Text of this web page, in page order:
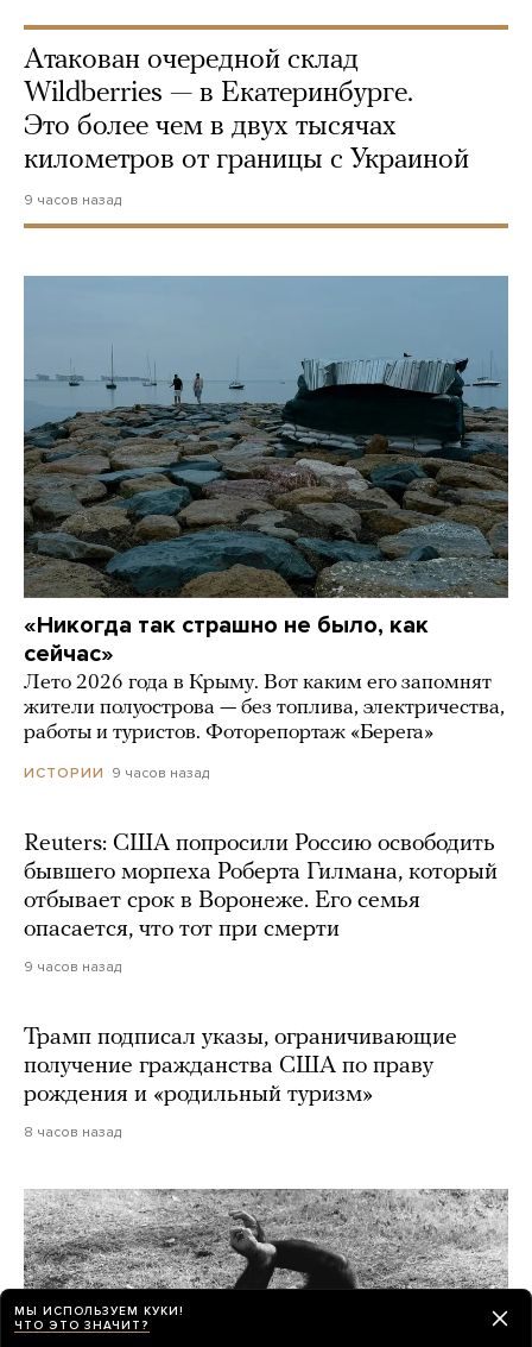
Атакован очередной склад
Wildberries — в Екатеринбурге.
Это более чем в двух тысячах
километров от границы с Украиной
9 часов назад
«Никогда так страшно не было, как
сейчас»
Лето 2026 года в Крыму. Вот каким его запомнят
жители полуострова — без топлива, электричества,
работы и туристов. Фоторепортаж «Берега»
ИСТОРИИ 9 часов назад
Reuters: США попросили Россию освободить
бывшего морпеха Роберта Гилмана, который
отбывает срок в Воронеже. Его семья
опасается, что тот при смерти
9 часов назад
Трамп подписал указы, ограничивающие
получение гражданства США по праву
рождения и «родильный туризм»
8 часов назад
МЫ ИСПОЛЬЗУЕМ КУКИ!
ЧТО ЭТО ЗНАЧИТ?